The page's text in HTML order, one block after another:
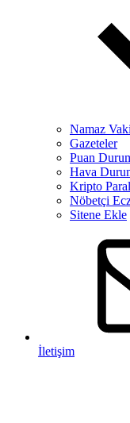
Namaz
Gazeteler
Puan
Hava
Kripto
Nöbetçi
Sitene Ekle
İletişim